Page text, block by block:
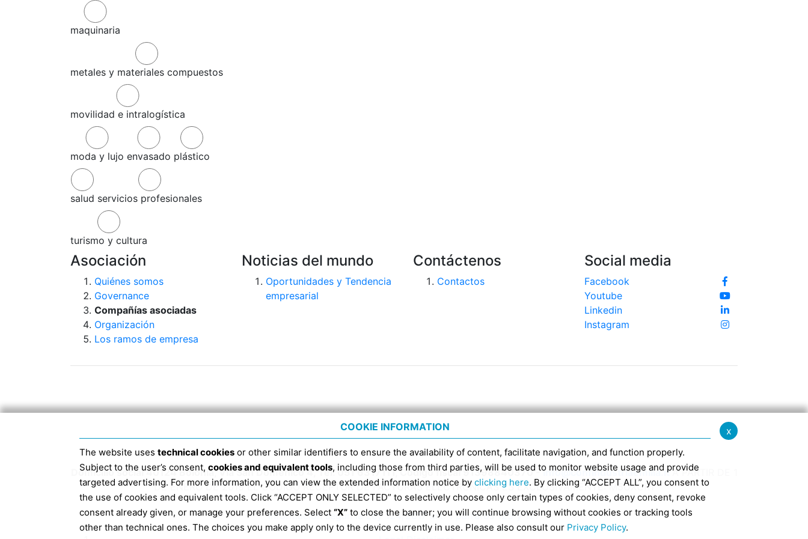
maquinaria
metales y materiales compuestos
movilidad e intralogística
moda y lujo envasado plástico
salud servicios profesionales
turismo y cultura
Asociación
Quiénes somos
Governance
Compañías asociadas
Organización
Los ramos de empresa
Noticias del mundo
Oportunidades y Tendencia
empresarial
Contáctenos
Contactos
Social media
Facebook
Youtube
Linkedin
Instagram
Domicilio social 40124 Bolonia, Via San Domenico 4, Tel. 051 6317111, Código fiscal 91398840370 -info@confindustriaemilia.it A PARTIR DE 1
DE ENERO DE 2019 EL CÓDIGO RECEPTOR DE FACTURAS ELECTRÓNICAS ES EXCLUSIVAMENTE: M5UXCR1
Información según la Ley 124/2017 art. 1 párrafos 125 y 127
x
COOKIE INFORMATION
The website uses technical cookies or other similar identifiers to ensure the availability of content, facilitate navigation, and function properly.
Subject to the user’s consent, cookies and equivalent tools, including those from third parties, will be used to monitor website usage and provide
targeted advertising. For more information, you can view the extended information notice by clicking here. By clicking “ACCEPT ALL”, you consent to
the use of cookies and equivalent tools. Click “ACCEPT ONLY SELECTED” to selectively choose only certain types of cookies, deny consent, revoke
consent already given, or manage your preferences. Select “X” to close the banner; you will continue browsing without cookies or tracking tools
other than technical ones. The choices you make apply only to the device currently in use. Please also consult our Privacy Policy.